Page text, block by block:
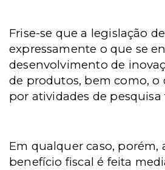
Frise-se que a legislação
expressamente o que se
desenvolvimento de
de produtos, bem como, o
por atividades de
Em qualquer caso, porém,
benefício fiscal é feita